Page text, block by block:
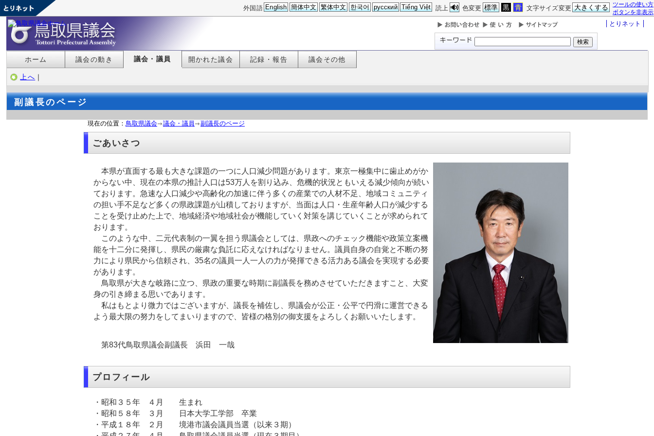
ツールの使い方
ボタンを非表示
文字サイズ変更 大きくする
色変更 標準 黒 青
読上
外国語 English 簡体中文 繁体中文 한국어 русский Tiếng Việt
とりネット
ホーム 議会の動き 議会・議員 開かれた議会 記録・報告 議会その他
上へ ｜
副議長のページ
現在の位置： 鳥取県議会 議会・議員 副議長のページ
ごあいさつ
本県が直面する最も大きな課題の一つに人口減少問題があります。東京一極集中に歯止めがか
からない中、現在の本県の推計人口は53万人を割り込み、危機的状況ともいえる減少傾向が続い
ております。急速な人口減少や高齢化の加速に伴う多くの産業での人材不足、地域コミュニティ
の担い手不足など多くの県政課題が山積しておりますが、当面は人口・生産年齢人口が減少する
ことを受け止めた上で、地域経済や地域社会が機能していく対策を講じていくことが求められて
おります。
このような中、二元代表制の一翼を担う県議会としては、県政へのチェック機能や政策立案機
能を十二分に発揮し、県民の厳粛な負託に応えなければなりません。議員自身の自覚と不断の努
力により県民から信頼され、35名の議員一人一人の力が発揮できる活力ある議会を実現する必要
があります。
鳥取県が大きな岐路に立つ、県政の重要な時期に副議長を務めさせていただきますこと、大変
身の引き締まる思いであります。
私はもとより微力ではございますが、議長を補佐し、県議会が公正・公平で円滑に運営できる
よう最大限の努力をしてまいりますので、皆様の格別の御支援をよろしくお願いいたします。
第83代鳥取県議会副議長 浜田 一哉
プロフィール
・昭和３５年 ４月 生まれ
・昭和５８年 ３月 日本大学工学部 卒業
・平成１８年 ２月 境港市議会議員当選（以来３期）